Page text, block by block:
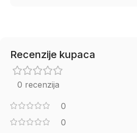
Recenzije kupaca
0 recenzija
0
0